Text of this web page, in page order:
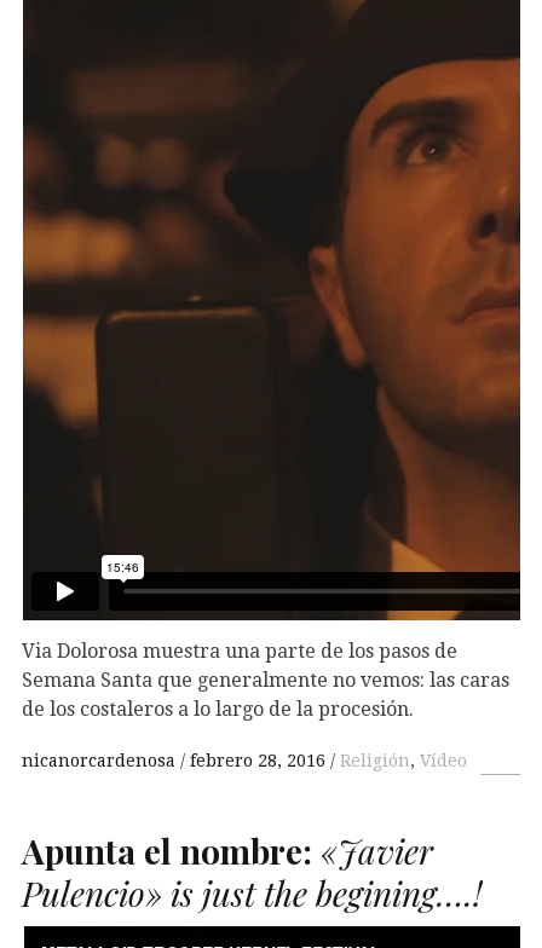
Via Dolorosa muestra una parte de los pasos de
Semana Santa que generalmente no vemos: las caras
de los costaleros a lo largo de la procesión.
nicanorcardenosa febrero 28, 2016 Religión, Vídeo
Apunta el nombre: «Javier
Pulencio» is just the begining….!